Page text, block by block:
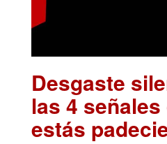
Desgaste
las 4
estás